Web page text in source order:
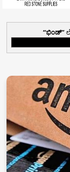
ಭಿಂಡ್